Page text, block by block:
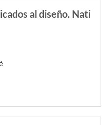
al diseño. Nati